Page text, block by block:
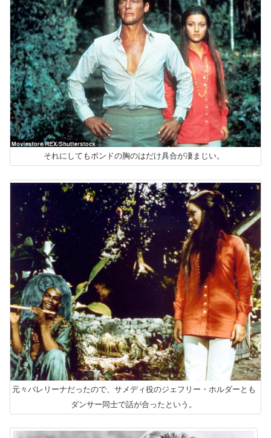
それにしてもボンドの胸のはだけ具合が凄まじい。
元々バレリーナだったので、サメディ役のジェフリー・ホルダーとも
ダンサー同士で話が合ったという。